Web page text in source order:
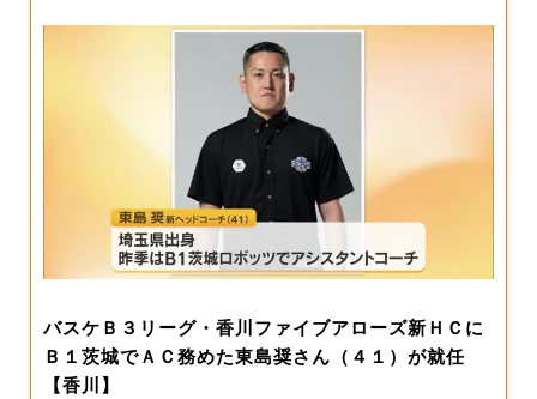
バスケＢ３リーグ・香川ファイブアローズ新ＨＣに
Ｂ１茨城でＡＣ務めた東島奨さん（４１）が就任
【香川】